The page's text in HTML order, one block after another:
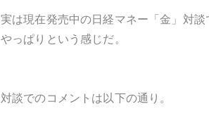
実は現在発売中の日経マネー「金」対
やっぱりという感じだ。
対談でのコメントは以下の通り。